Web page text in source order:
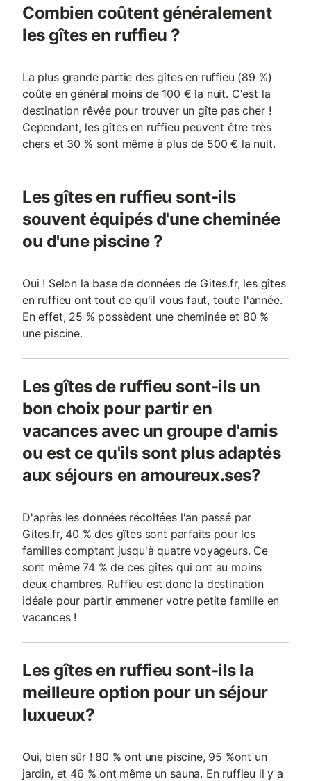
Combien coûtent généralement
les gîtes en ruffieu ?
La plus grande partie des gîtes en ruffieu (89 %)
coûte en général moins de 100 € la nuit. C'est la
destination rêvée pour trouver un gîte pas cher !
Cependant, les gîtes en ruffieu peuvent être très
chers et 30 % sont même à plus de 500 € la nuit.
Les gîtes en ruffieu sont-ils
souvent équipés d'une cheminée
ou d'une piscine ?
Oui ! Selon la base de données de Gites.fr, les gîtes
en ruffieu ont tout ce qu'il vous faut, toute l'année.
En effet, 25 % possèdent une cheminée et 80 %
une piscine.
Les gîtes de ruffieu sont-ils un
bon choix pour partir en
vacances avec un groupe d'amis
ou est ce qu'ils sont plus adaptés
aux séjours en amoureux.ses?
D'après les données récoltées l'an passé par
Gites.fr, 40 % des gîtes sont parfaits pour les
familles comptant jusqu'à quatre voyageurs. Ce
sont même 74 % de ces gîtes qui ont au moins
deux chambres. Ruffieu est donc la destination
idéale pour partir emmener votre petite famille en
vacances !
Les gîtes en ruffieu sont-ils la
meilleure option pour un séjour
luxueux?
Oui, bien sûr ! 80 % ont une piscine, 95 %ont un
jardin, et 46 % ont même un sauna. En ruffieu il y a